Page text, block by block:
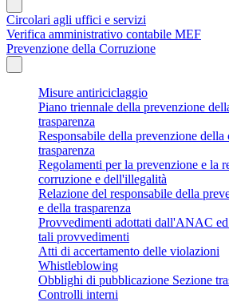
Circolari agli uffici e servizi
Verifica amministrativo contabile MEF
Prevenzione della Corruzione
Misure antiriciclaggio
Piano triennale della prevenzione
trasparenza
Responsabile della prevenzione della
trasparenza
Regolamenti per la prevenzione e la
corruzione e dell'illegalità
Relazione del responsabile della
e della trasparenza
Provvedimenti adottati dall'ANAC ed
tali provvedimenti
Atti di accertamento delle violazioni
Whistleblowing
Obblighi di pubblicazione Sezione
Controlli interni